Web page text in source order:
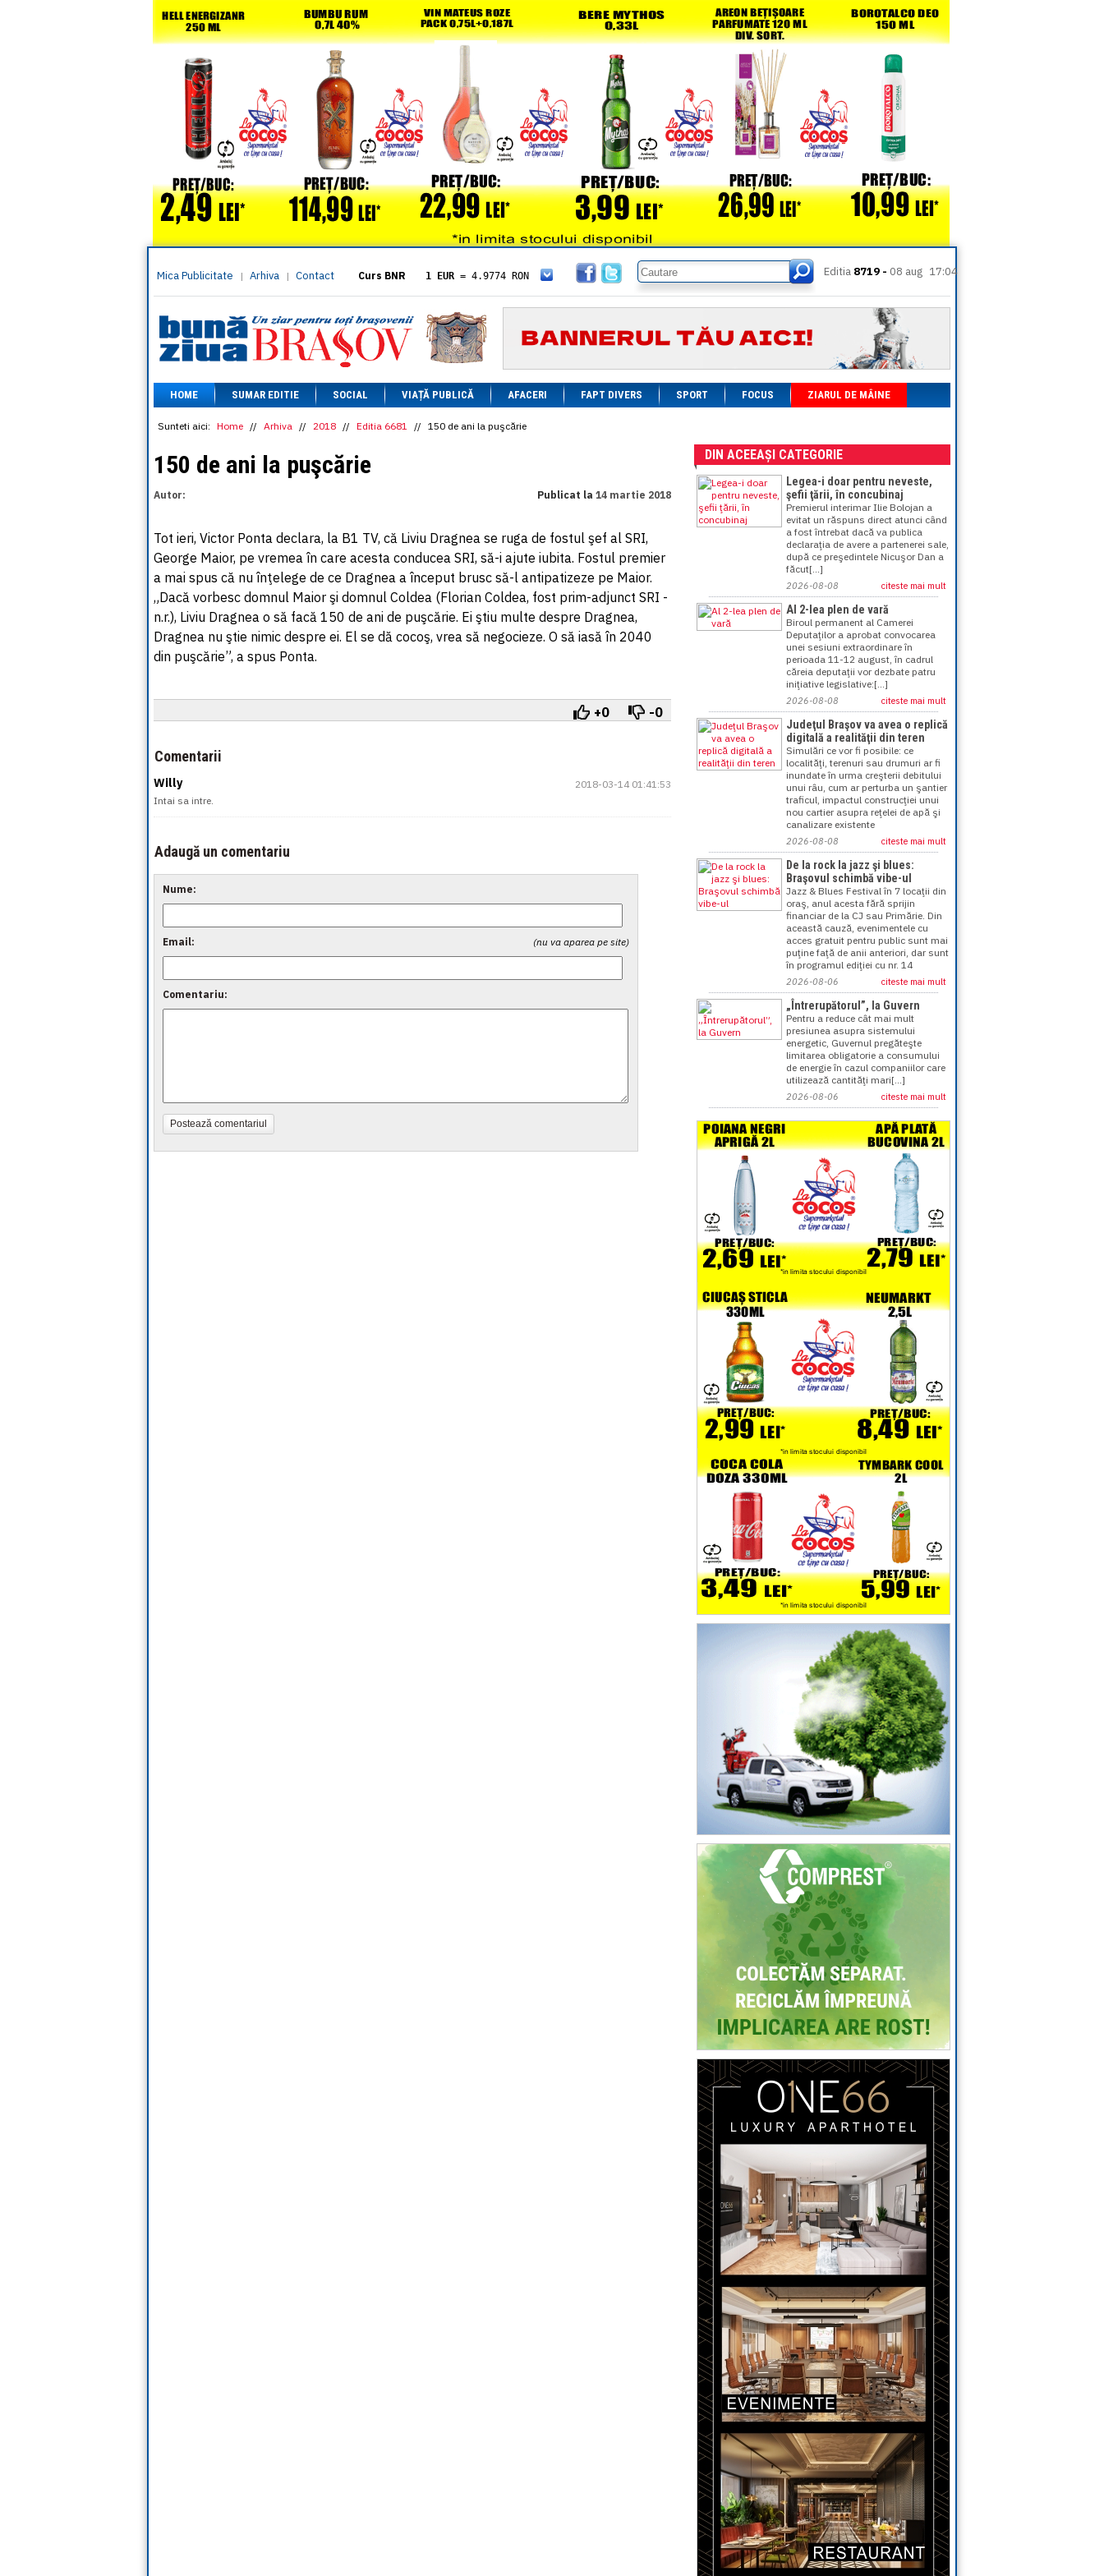
Mica Publicitate | Arhiva | Contact Curs BNR 1 EUR = 4.9774 RON
= 5.8304 RON
1 XAU= 464.4611 RON
1 AED= 1.1933 RON
1 AUD= 2.7957 RON
1 BGN= 2.5449 RON
1 CAD= 3.1559 RON
1 CHF= 5.2813 RON
1 CNY= 0.6015 RON
1 MDL= 0.2538 RON
1 MXN = 0.2227 RON
1 NOK = 0.4191 RON
1 NZD
= 2.6097 RON
1 PLN= 1.1646 RON
1 RSD= 0.0425 RON
= 0.0530 RON
1 SEK
= 0.4526 RON
Editia 8719 - 08 aug 17:04
HOME SUMAR EDITIE SOCIAL VIAȚĂ PUBLICĂ AFACERI FAPT DIVERS SPORT FOCUS ZIARUL DE MÂINE
Sunteti aici: Home // Arhiva // 2018 // Editia 6681 // 150 de ani la puşcărie
150 de ani la puşcărie
Autor: Publicat la 14 martie 2018
Tot ieri, Victor Ponta declara, la B1 TV, că Liviu Dragnea se ruga de fostul şef al SRI,
George Maior, pe vremea în care acesta conducea SRI, să-i ajute iubita. Fostul premier
a mai spus că nu înţelege de ce Dragnea a început brusc să-l antipatizeze pe Maior.
„Dacă vorbesc domnul Maior şi domnul Coldea (Florian Coldea, fost prim-adjunct SRI -
n.r.), Liviu Dragnea o să facă 150 de ani de puşcărie. Ei ştiu multe despre Dragnea,
Dragnea nu ştie nimic despre ei. El se dă cocoş, vrea să negocieze. O să iasă în 2040
din puşcărie”, a spus Ponta.
+0 -0
Comentarii
Willy
2018-03-14 01:41:53
Intai sa intre.
Adaugă un comentariu
Nume:
(nu va aparea pe site)
Email:
Comentariu:
Postează comentariul
DIN ACEEAȘI CATEGORIE
Legea-i doar pentru neveste,
şefii ţării, în concubinaj
Premierul interimar Ilie Bolojan a
evitat un răspuns direct atunci când
a fost întrebat dacă va publica
declaraţia de avere a partenerei sale,
după ce preşedintele Nicuşor Dan a
făcut[...]
2026-08-08 citeste mai mult
Al 2-lea plen de vară
Biroul permanent al Camerei
Deputaţilor a aprobat convocarea
unei sesiuni extraordinare în
perioada 11-12 august, în cadrul
căreia deputaţii vor dezbate patru
iniţiative legislative:[...]
2026-08-08 citeste mai mult
Judeţul Braşov va avea o replică
digitală a realităţii din teren
Simulări ce vor fi posibile: ce
localităţi, terenuri sau drumuri ar fi
inundate în urma creşterii debitului
unui râu, cum ar perturba un şantier
traficul, impactul construcţiei unui
nou cartier asupra reţelei de apă şi
canalizare existente
2026-08-08 citeste mai mult
De la rock la jazz şi blues:
Braşovul schimbă vibe-ul
Jazz & Blues Festival în 7 locaţii din
oraş, anul acesta fără sprijin
financiar de la CJ sau Primărie. Din
această cauză, evenimentele cu
acces gratuit pentru public sunt mai
puţine faţă de anii anteriori, dar sunt
în programul ediţiei cu nr. 14
2026-08-06 citeste mai mult
„Întrerupătorul”, la Guvern
Pentru a reduce cât mai mult
presiunea asupra sistemului
energetic, Guvernul pregăteşte
limitarea obligatorie a consumului
de energie în cazul companiilor care
utilizează cantităţi mari[...]
2026-08-06 citeste mai mult